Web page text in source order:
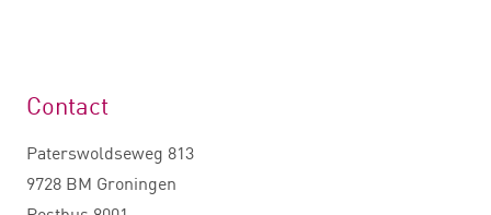
Contact
Paterswoldseweg 813
9728 BM Groningen